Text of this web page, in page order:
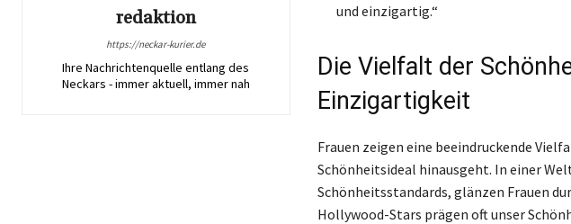
redaktion
https://neckar-kurier.de
Ihre Nachrichtenquelle entlang des
Neckars - immer aktuell, immer nah
und einzigartig.“
Die Vielfalt der
Einzigartigkeit
Frauen zeigen eine beeindruckende
Schönheitsideal hinausgeht. In einer
Schönheitsstandards, glänzen Frauen
Hollywood-Stars prägen oft unser